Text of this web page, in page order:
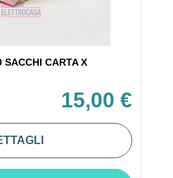
SACCHI CARTA X
15,00 €